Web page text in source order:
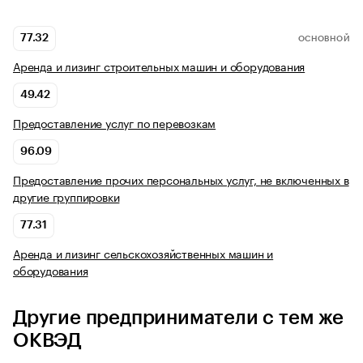
77.32 ОСНОВНОЙ
Аренда и лизинг строительных машин и оборудования
49.42
Предоставление услуг по перевозкам
96.09
Предоставление прочих персональных услуг, не включенных в
другие группировки
77.31
Аренда и лизинг сельскохозяйственных машин и
оборудования
Другие предприниматели с тем же
ОКВЭД